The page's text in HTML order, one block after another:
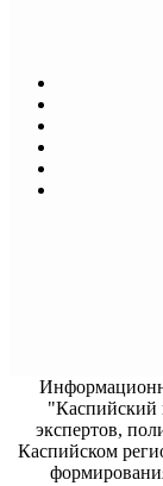
"Каспийский
экспертов,
Каспийском